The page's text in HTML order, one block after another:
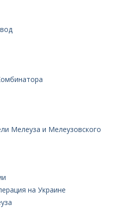
Мелеуза и Мелеузовского
на Украине